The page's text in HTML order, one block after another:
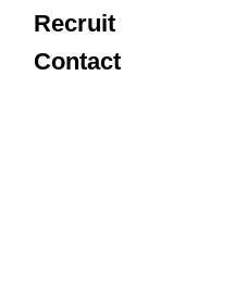
Recruit
Contact